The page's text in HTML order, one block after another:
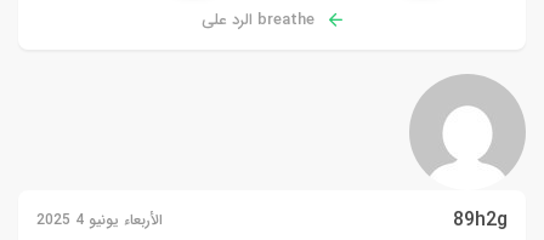
breathe الرد على
89h2g الأربعاء يونيو 4 2025